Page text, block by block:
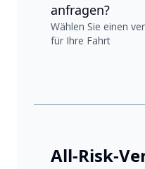
anfragen?
Wählen Sie einen
für Ihre Fahrt
All-Risk-